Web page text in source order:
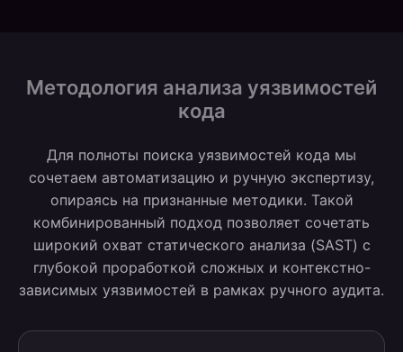
Методология анализа уязвимостей
кода
Для полноты поиска уязвимостей кода мы
сочетаем автоматизацию и ручную экспертизу,
опираясь на признанные методики. Такой
комбинированный подход позволяет сочетать
широкий охват статического анализа (SAST) с
глубокой проработкой сложных и контекстно-
зависимых уязвимостей в рамках ручного аудита.